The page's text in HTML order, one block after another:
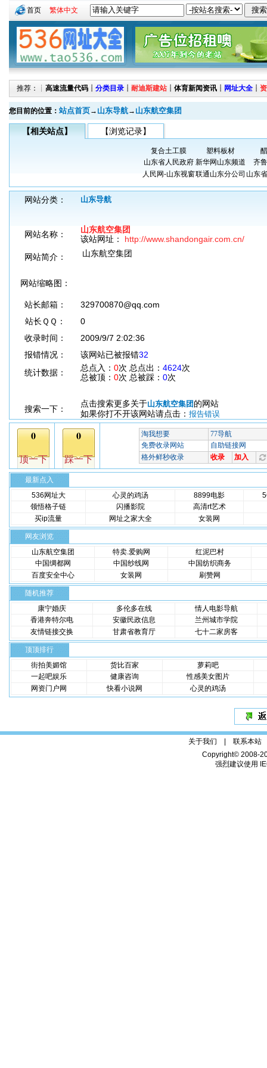
首页 繁体中文
推荐：┊ 高速流量代码 ┊ 分类目录 ┊ 耐迪斯建站 ┊ 体育新闻资讯 ┊ 网址大全 ┊
您目前的位置： 站点首页→ 山东导航→ 山东航空集团
【相关站点】 【浏览记录】
复合土工膜 塑料板材
山东省人民政府 新华网山东频道
齐
人民网-山东视窗联通山东分公司 山东
网站分类： 山东导航
网站名称：
山东航空集团
该站网址： http://www.shandongair.com.cn/
网站简介：
山东航空集团
网站缩略图：
站长邮箱：
329700870@qq.com
站长ＱＱ：
0
收录时间：
2009/9/7 2:02:36
报错情况：
该网站已被报错32
统计数据：
总点入： 0次 总点出： 4624次
总被顶： 0次 总被踩： 0次
搜索一下：
点击搜索更多关于山东航空集团 的网站
如果你打不开该网站请点击： 报告错误
最新点入
536网址大
心灵的鸡汤 8899电影
领悟格子链
闪播影院
高清rt艺术
买ip流量
网址之家大全 女装网
网友浏览
山东航空集团
特卖.爱购网
红泥巴村
中国绸都网
中国纱线网
中国纺织商务
百度安全中心
女装网 刷赞网
随机推荐
康宁婚庆
多伦多在线
情人电影导航
香港奔特尔电
安徽民政信息
兰州城市学院
友情链接交换
甘肃省教育厅 七十二家房客
顶顶排行
街拍美媚馆
货比百家
萝莉吧
一起吧娱乐
健康咨询
性感美女图片
网资门户网
快看小说网 心灵的鸡汤
关于我们 | 联系本站
Copyright© 2008-
强烈建议使用